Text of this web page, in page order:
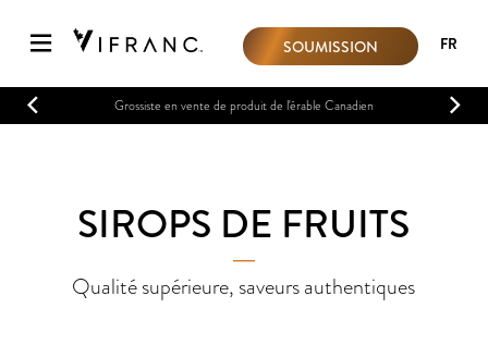
SOUMISSION FR
Grossiste en vente de produit de l'érable Canadien
SIROPS DE FRUITS
―
Qualité supérieure, saveurs authentiques